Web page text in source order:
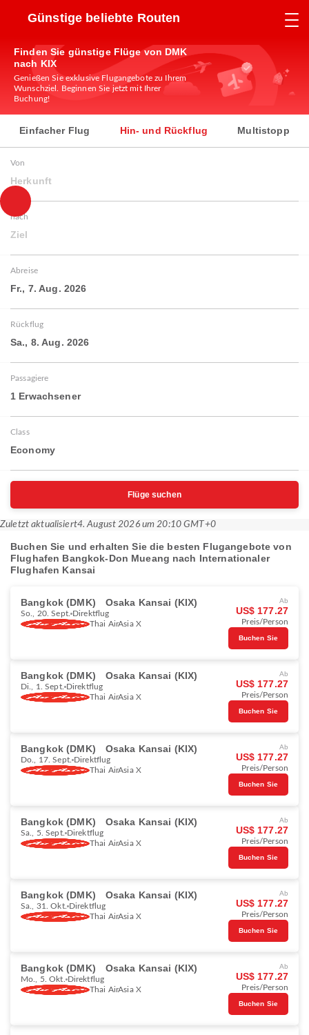
Günstige beliebte Routen
Finden Sie günstige Flüge von DMK
nach KIX
Genießen Sie exklusive Flugangebote zu Ihrem
Wunschziel. Beginnen Sie jetzt mit Ihrer
Buchung!
Einfacher Flug Hin- und Rückflug Multistopp
Von
Herkunft
nach
Ziel
Abreise
Fr., 7. Aug. 2026
Rückflug
Sa., 8. Aug. 2026
Passagiere
1 Erwachsener
Class
Economy
Flüge suchen
Zuletzt aktualisiert4. August 2026 um 20:10 GMT+0
Buchen Sie und erhalten Sie die besten Flugangebote von
Flughafen Bangkok-Don Mueang nach Internationaler
Flughafen Kansai
Bangkok (DMK) Osaka Kansai (KIX)
So., 20. Sept. Direktflug
Thai AirAsia X
Ab
US$ 177.27
Preis/Person
Buchen Sie
Bangkok (DMK) Osaka Kansai (KIX)
Di., 1. Sept. Direktflug
Thai AirAsia X
Ab
US$ 177.27
Preis/Person
Buchen Sie
Bangkok (DMK) Osaka Kansai (KIX)
Do., 17. Sept. Direktflug
Thai AirAsia X
Ab
US$ 177.27
Preis/Person
Buchen Sie
Bangkok (DMK) Osaka Kansai (KIX)
Sa., 5. Sept. Direktflug
Thai AirAsia X
Ab
US$ 177.27
Preis/Person
Buchen Sie
Bangkok (DMK) Osaka Kansai (KIX)
Sa., 31. Okt. Direktflug
Thai AirAsia X
Ab
US$ 177.27
Preis/Person
Buchen Sie
Bangkok (DMK) Osaka Kansai (KIX)
Mo., 5. Okt. Direktflug
Thai AirAsia X
Ab
US$ 177.27
Preis/Person
Buchen Sie